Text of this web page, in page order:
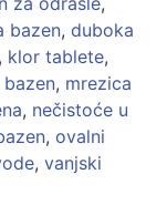
bazen, duboka
, klor tablete,
, mrezica
, nečistoće u
, ovalni
, vanjski